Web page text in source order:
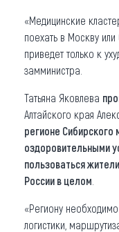
«Медицинские
поехать в Москву
приведет только к
замминистра.
Татьяна Яковлева
Алтайского края
регионе Сибирского
оздоровительными
пользоваться
России в целом
«Региону
логистики,